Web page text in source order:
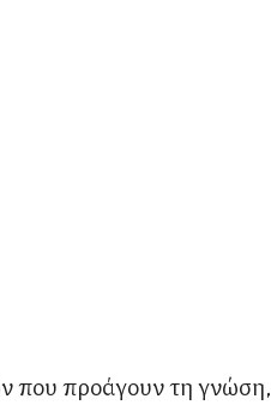
που προάγουν τη γνώση,